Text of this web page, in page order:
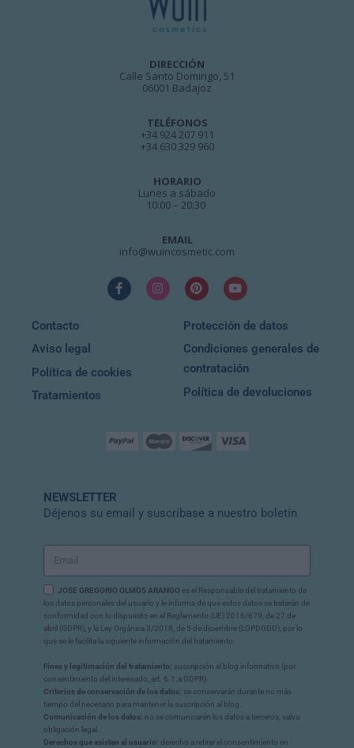
DIRECCIÓN
Calle Santo Domingo, 51
06001 Badajoz
TELÉFONOS
+34 924 207 911
+34 630 329 960
HORARIO
Lunes a sábado
10:00 – 20:30
EMAIL
info@wuincosmetic.com
Contacto
Aviso legal
Política de cookies
Tratamientos
Protección de datos
Condiciones generales de
contratación
Política de devoluciones
NEWSLETTER
Déjenos su email y suscríbase a nuestro boletín
JOSE GREGORIO OLMOS ARANGO es el Responsable del tratamiento de
los datos personales del usuario y le informa de que estos datos se tratarán de
conformidad con lo dispuesto en el Reglamento (UE) 2016/679, de 27 de
abril (GDPR), y la Ley Orgánica 3/2018, de 5 de diciembre (LOPDGDD), por lo
que se le facilita la siguiente información del tratamiento:
Fines y legitimación del tratamiento: suscripción al blog informativo (por
consentimiento del interesado, art. 6.1.a GDPR).
Criterios de conservación de los datos: se conservarán durante no más
tiempo del necesario para mantener la suscripción al blog.
Comunicación de los datos: no se comunicarán los datos a terceros, salvo
obligación legal.
Derechos que asisten al usuario: derecho a retirar el consentimiento en